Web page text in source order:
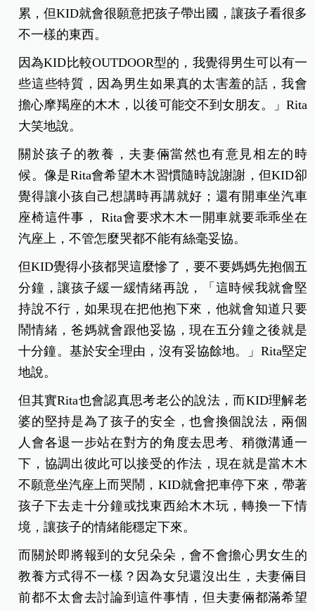
累，但KID就會很願意把孩子帶出國，讓孩子看很多
不一樣的東西。
因為KID比較OUTDOOR型的，我覺得男生可以有一
些這些特質，因為男生如果真的太害羞的話，我會
擔心摩羯座的木木，以後可能交不到女朋友。」Rita
大笑地說。
關於孩子的教養，夫妻倆當然也有意見相左的時
候。像是Rita會希望木木習慣隨時說謝謝，但KID卻
覺得讓小孩自己想講時再講就好；還有開車坐汽車
座椅這件事， Rita會要求木木一開車就要乖乖坐在
汽座上，不管怎麼哭都不能有絲毫妥協。
但KID覺得小孩都哭這麼慘了，要不要媽媽先抱個五
分鐘，讓孩子緩一緩情緒再說，「這時候我就會堅
持說不行，如果現在把他抱下來，他就會知道只要
鬧情緒，爸媽就會跟他妥協，現在五分鐘之後就是
十分鐘。基於安全理由，沒有妥協餘地。」Rita堅定
地說。
但其實Rita也會認真思考老公的說法，而KID理解老
婆的堅持是為了孩子的安全，也會換個說法，兩個
人會各退一步站在對方的角度去思考、稍微溝通一
下，協調出彼此可以接受的作法，現在就是當木木
不願意坐汽座上而哭鬧，KID就會把車停下來，帶著
孩子下去走十分鐘或找東西給木木玩，轉換一下情
境，讓孩子的情緒能穩定下來。
而關於即將報到的女兒朵朵，會不會擔心男女生的
教養方式得不一樣？因為女兒還沒出生，夫妻倆目
前都不太會去討論到這件事情，但夫妻倆都滿希望